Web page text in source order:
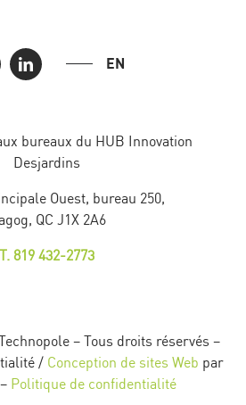
EN
bureaux du HUB Innovation
Desjardins
Ouest, bureau 250,
QC J1X 2A6
T. 819 432-2773
– Tous droits réservés –
/ Conception de sites Web par
– Politique de confidentialité